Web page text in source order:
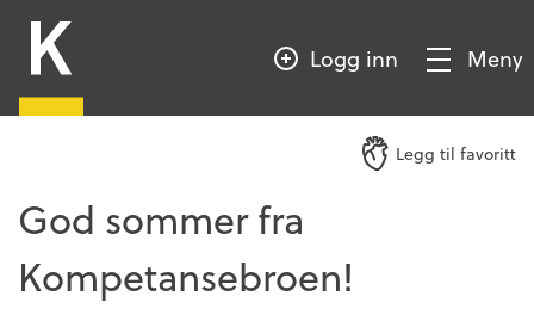
HOVEDINNHOLD
KompetansebroenLogg inn
Vis/SkjulMeny
Legg til favoritt
God sommer fra
Kompetansebroen!